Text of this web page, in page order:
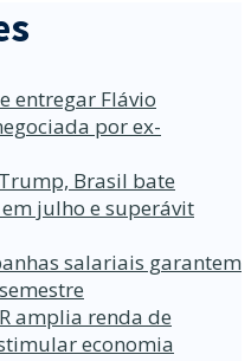
entregar Flávio
por ex-
Brasil bate
julho e superávit
salariais garantem
amplia renda de
economia